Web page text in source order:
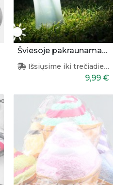
Šviesoje pakraunamas žibintas - buteliukas
Išsiųsime iki trečiadienio
9,99 €